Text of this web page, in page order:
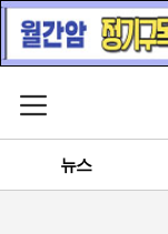
메뉴 열기
뉴스